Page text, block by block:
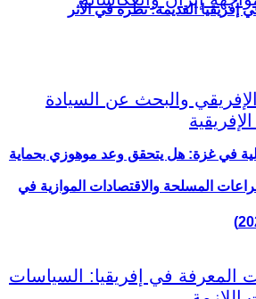
في غزة: هل يتحقق وعد موهوزي بحماية
إفريقيا القديمة: نظرة في الأثر
المسلحة والاقتصادات الموازية في